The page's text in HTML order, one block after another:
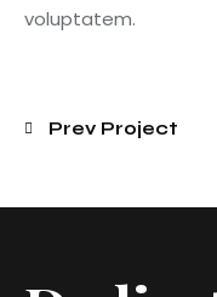
voluptatem.
Prev Project